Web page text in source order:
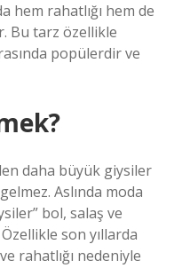
hem rahatlığı hem de
Bu tarz özellikle
popülerdir ve
daha büyük giysiler
Aslında moda
bol, salaş ve
son yıllarda
rahatlığı nedeniyle